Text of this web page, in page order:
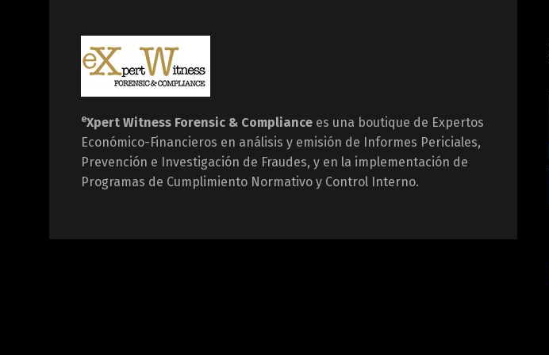
eXpert Witness Forensic & Compliance es una boutique de Expertos
Económico-Financieros en análisis y emisión de Informes Periciales,
Prevención e Investigación de Fraudes, y en la implementación de
Programas de Cumplimiento Normativo y Control Interno.